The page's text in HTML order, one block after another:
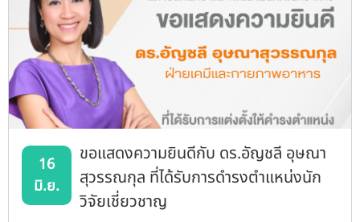
16
มิ.ย.
ขอแสดงความยินดีกับ ดร.อัญชลี อุษณา
สุวรรณกุล ที่ได้รับการดำรงตำแหน่งนัก
วิจัยเชี่ยวชาญ